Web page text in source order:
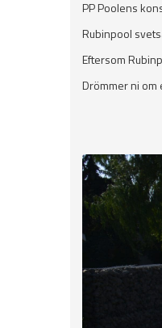
PP Poolens
Rubinpool
Eftersom
Drömmer ni om